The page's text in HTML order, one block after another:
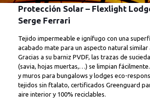
Protección Solar – Flexlight
Serge Ferrari
Tejido impermeable e ignífugo con una
acabado mate para un aspecto natural similar
Gracias a su barniz PVDF, las trazas de
(savia, hojas muertas,…) se limpian
y muros para bungalows y lodges eco-
tejidos sin ftalato, certificados Greenguard
aire interior y 100% reciclables.